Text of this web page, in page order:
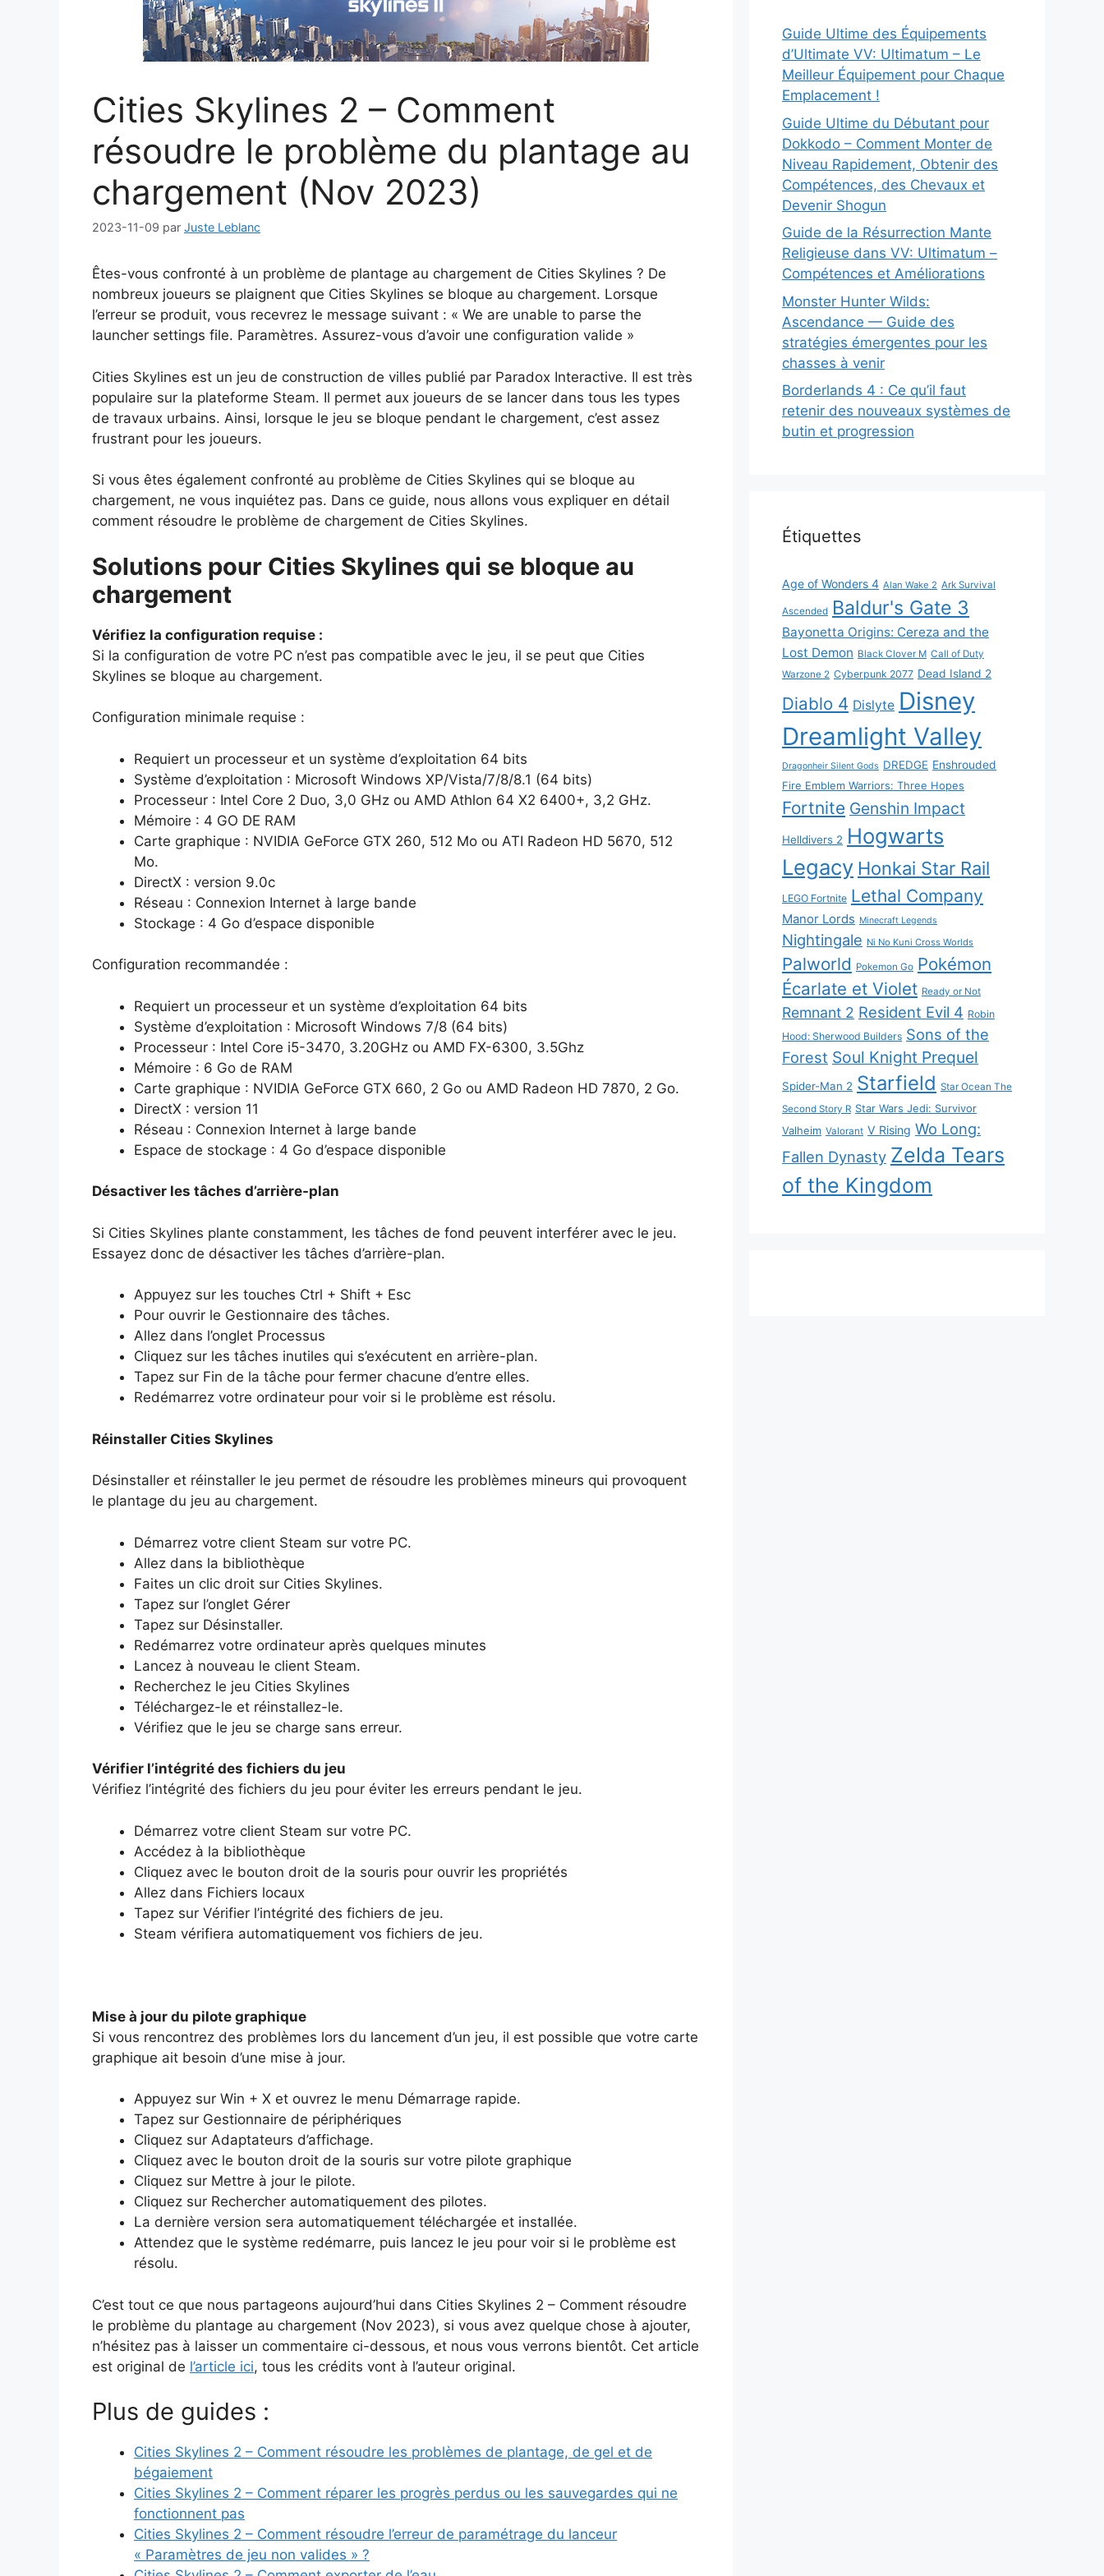
Cities Skylines 2 – Comment
résoudre le problème du plantage au
chargement (Nov 2023)
2023-11-09 par Juste Leblanc
Êtes-vous confronté à un problème de plantage au chargement de Cities Skylines ? De
nombreux joueurs se plaignent que Cities Skylines se bloque au chargement. Lorsque
l’erreur se produit, vous recevrez le message suivant : « We are unable to parse the
launcher settings file. Paramètres. Assurez-vous d’avoir une configuration valide »
Cities Skylines est un jeu de construction de villes publié par Paradox Interactive. Il est très
populaire sur la plateforme Steam. Il permet aux joueurs de se lancer dans tous les types
de travaux urbains. Ainsi, lorsque le jeu se bloque pendant le chargement, c’est assez
frustrant pour les joueurs.
Si vous êtes également confronté au problème de Cities Skylines qui se bloque au
chargement, ne vous inquiétez pas. Dans ce guide, nous allons vous expliquer en détail
comment résoudre le problème de chargement de Cities Skylines.
Solutions pour Cities Skylines qui se bloque au
chargement
Vérifiez la configuration requise :
Si la configuration de votre PC n’est pas compatible avec le jeu, il se peut que Cities
Skylines se bloque au chargement.
Configuration minimale requise :
Requiert un processeur et un système d’exploitation 64 bits
Système d’exploitation : Microsoft Windows XP/Vista/7/8/8.1 (64 bits)
Processeur : Intel Core 2 Duo, 3,0 GHz ou AMD Athlon 64 X2 6400+, 3,2 GHz.
Mémoire : 4 GO DE RAM
Carte graphique : NVIDIA GeForce GTX 260, 512 Mo ou ATI Radeon HD 5670, 512
Mo.
DirectX : version 9.0c
Réseau : Connexion Internet à large bande
Stockage : 4 Go d’espace disponible
Configuration recommandée :
Requiert un processeur et un système d’exploitation 64 bits
Système d’exploitation : Microsoft Windows 7/8 (64 bits)
Processeur : Intel Core i5-3470, 3.20GHz ou AMD FX-6300, 3.5Ghz
Mémoire : 6 Go de RAM
Carte graphique : NVIDIA GeForce GTX 660, 2 Go ou AMD Radeon HD 7870, 2 Go.
DirectX : version 11
Réseau : Connexion Internet à large bande
Espace de stockage : 4 Go d’espace disponible
Désactiver les tâches d’arrière-plan
Si Cities Skylines plante constamment, les tâches de fond peuvent interférer avec le jeu.
Essayez donc de désactiver les tâches d’arrière-plan.
Appuyez sur les touches Ctrl + Shift + Esc
Pour ouvrir le Gestionnaire des tâches.
Allez dans l’onglet Processus
Cliquez sur les tâches inutiles qui s’exécutent en arrière-plan.
Tapez sur Fin de la tâche pour fermer chacune d’entre elles.
Redémarrez votre ordinateur pour voir si le problème est résolu.
Réinstaller Cities Skylines
Désinstaller et réinstaller le jeu permet de résoudre les problèmes mineurs qui provoquent
le plantage du jeu au chargement.
Démarrez votre client Steam sur votre PC.
Allez dans la bibliothèque
Faites un clic droit sur Cities Skylines.
Tapez sur l’onglet Gérer
Tapez sur Désinstaller.
Redémarrez votre ordinateur après quelques minutes
Lancez à nouveau le client Steam.
Recherchez le jeu Cities Skylines
Téléchargez-le et réinstallez-le.
Vérifiez que le jeu se charge sans erreur.
Vérifier l’intégrité des fichiers du jeu
Vérifiez l’intégrité des fichiers du jeu pour éviter les erreurs pendant le jeu.
Démarrez votre client Steam sur votre PC.
Accédez à la bibliothèque
Cliquez avec le bouton droit de la souris pour ouvrir les propriétés
Allez dans Fichiers locaux
Tapez sur Vérifier l’intégrité des fichiers de jeu.
Steam vérifiera automatiquement vos fichiers de jeu.
Mise à jour du pilote graphique
Si vous rencontrez des problèmes lors du lancement d’un jeu, il est possible que votre carte
graphique ait besoin d’une mise à jour.
Appuyez sur Win + X et ouvrez le menu Démarrage rapide.
Tapez sur Gestionnaire de périphériques
Cliquez sur Adaptateurs d’affichage.
Cliquez avec le bouton droit de la souris sur votre pilote graphique
Cliquez sur Mettre à jour le pilote.
Cliquez sur Rechercher automatiquement des pilotes.
La dernière version sera automatiquement téléchargée et installée.
Attendez que le système redémarre, puis lancez le jeu pour voir si le problème est
résolu.
C’est tout ce que nous partageons aujourd’hui dans Cities Skylines 2 – Comment résoudre
le problème du plantage au chargement (Nov 2023), si vous avez quelque chose à ajouter,
n’hésitez pas à laisser un commentaire ci-dessous, et nous vous verrons bientôt. Cet article
est original de l’article ici, tous les crédits vont à l’auteur original.
Plus de guides :
Cities Skylines 2 – Comment résoudre les problèmes de plantage, de gel et de
bégaiement
Cities Skylines 2 – Comment réparer les progrès perdus ou les sauvegardes qui ne
fonctionnent pas
Cities Skylines 2 – Comment résoudre l’erreur de paramétrage du lanceur
« Paramètres de jeu non valides » ?
Guide Ultime des Équipements
d’Ultimate VV: Ultimatum – Le
Meilleur Équipement pour Chaque
Emplacement !
Guide Ultime du Débutant pour
Dokkodo – Comment Monter de
Niveau Rapidement, Obtenir des
Compétences, des Chevaux et
Devenir Shogun
Guide de la Résurrection Mante
Religieuse dans VV: Ultimatum –
Compétences et Améliorations
Monster Hunter Wilds:
Ascendance — Guide des
stratégies émergentes pour les
chasses à venir
Borderlands 4 : Ce qu’il faut
retenir des nouveaux systèmes de
butin et progression
Étiquettes
Age of Wonders 4 Alan Wake 2 Ark Survival
Ascended Baldur's Gate 3
Bayonetta Origins: Cereza and the
Lost Demon Black Clover M Call of Duty
Warzone 2 Cyberpunk 2077 Dead Island 2
Diablo 4 Dislyte Disney
Dreamlight Valley
Dragonheir Silent Gods DREDGE Enshrouded
Fire Emblem Warriors: Three Hopes
Fortnite Genshin Impact
Helldivers 2 Hogwarts
Legacy Honkai Star Rail
LEGO Fortnite Lethal Company
Manor Lords Minecraft Legends
Nightingale Ni No Kuni Cross Worlds
Palworld Pokemon Go Pokémon
Écarlate et Violet Ready or Not
Remnant 2 Resident Evil 4 Robin
Hood: Sherwood Builders Sons of the
Forest Soul Knight Prequel
Spider-Man 2 Starfield Star Ocean The
Second Story R Star Wars Jedi: Survivor
Valheim Valorant V Rising Wo Long:
Fallen Dynasty Zelda Tears
of the Kingdom